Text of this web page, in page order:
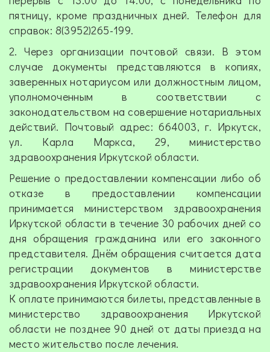
пятницу, кроме праздничных дней. Телефон для
справок: 8(3952)265-199.
2. Через организации почтовой связи. В этом
случае документы представляются в копиях,
заверенных нотариусом или должностным лицом,
уполномоченным в соответствии с
законодательством на совершение нотариальных
действий. Почтовый адрес: 664003, г. Иркутск,
ул. Карла Маркса, 29, министерство
здравоохранения Иркутской области.
Решение о предоставлении компенсации либо об
отказе в предоставлении компенсации
принимается министерством здравоохранения
Иркутской области в течение 30 рабочих дней со
дня обращения гражданина или его законного
представителя. Днём обращения считается дата
регистрации документов в министерстве
здравоохранения Иркутской области.
К оплате принимаются билеты, представленные в
министерство здравоохранения Иркутской
области не позднее 90 дней от даты приезда на
место жительство после лечения.